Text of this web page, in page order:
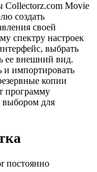
Collectorz.com Movie
создать
своей
спектру настроек
выбрать
ее внешний вид.
и импортировать
копии
программу
для
постоянно